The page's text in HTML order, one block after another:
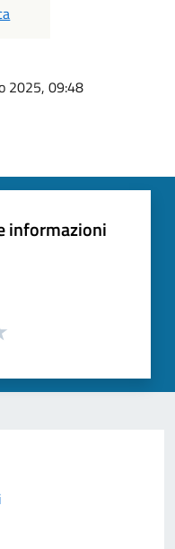
2025, 09:48
informazioni